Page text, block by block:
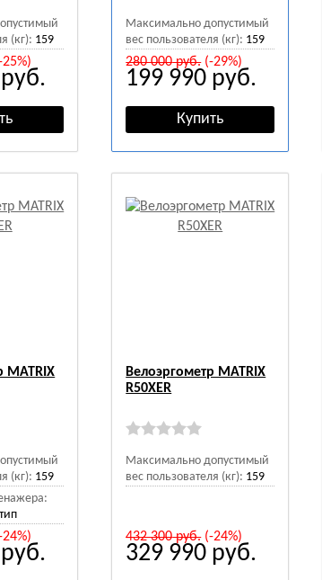
(кг): 159
руб.
Максимально допустимый
вес пользователя (кг): 159
280 000руб.(-29%)
199 990 руб.
MATRIX
(кг): 159
руб.
Велоэргометр MATRIX
R50XER
Максимально допустимый
вес пользователя (кг): 159
432 300руб.(-24%)
329 990 руб.